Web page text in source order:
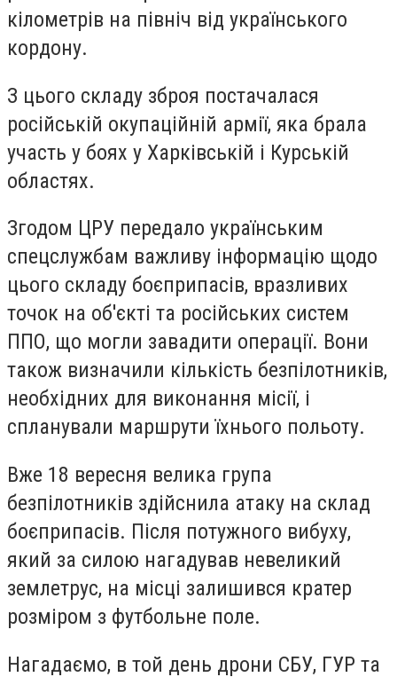
кілометрів на північ від українського
кордону.
З цього складу зброя постачалася
російській окупаційній армії, яка брала
участь у боях у Харківській і Курській
областях.
Згодом ЦРУ передало українським
спецслужбам важливу інформацію щодо
цього складу боєприпасів, вразливих
точок на об'єкті та російських систем
ППО, що могли завадити операції. Вони
також визначили кількість безпілотників,
необхідних для виконання місії, і
спланували маршрути їхнього польоту.
Вже 18 вересня велика група
безпілотників здійснила атаку на склад
боєприпасів. Після потужного вибуху,
який за силою нагадував невеликий
землетрус, на місці залишився кратер
розміром з футбольне поле.
Нагадаємо, в той день дрони СБУ, ГУР та